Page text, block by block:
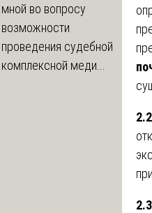
мной во вопросу
возможности
проведения судебной
комплексной меди...